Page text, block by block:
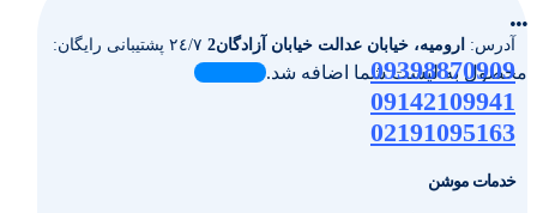
...
محصول به لیست شما اضافه شد.
آدرس: ارومیه، خیابان عدالت خیابان آزادگان2 ٢٤/٧ پشتیبانی رایگان:
09398870909
09142109941
02191095163
خدمات موشن